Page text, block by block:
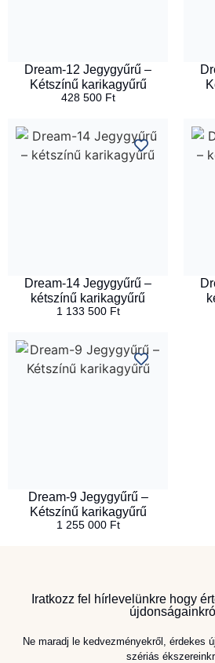
Dream-12 Jegygyűrű –
Kétszínű karikagyűrű
428 500 Ft
Dream-14 Jegygyűrű –
kétszínű karikagyűrű
1 133 500 Ft
Dream-9 Jegygyűrű –
Kétszínű karikagyűrű
1 255 000 Ft
Iratkozz fel hírlevelünkre hogy
Ne maradj le kedvezményekről, érdekes
szériás